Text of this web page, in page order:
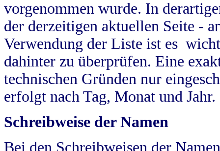
vorgenommen wurde. In
der derzeitigen aktuellen Seite -
Verwendung der Liste ist es
dahinter zu überprüfen. Eine
technischen Gründen nur
erfolgt nach Tag, Monat und Jahr.
Schreibweise der Namen
Bei den Schreibweisen der